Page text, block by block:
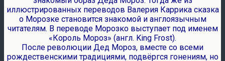
иллюстрированных переводов Валерия Каррика сказка
о Морозке становится знакомой и англоязычным
читателям. В переводе Морозко выступает под именем
«Король Мороз» (англ. King Frost).
После революции Дед Мороз, вместе со всеми
рождественскими традициями, подвёргся гонениям, но